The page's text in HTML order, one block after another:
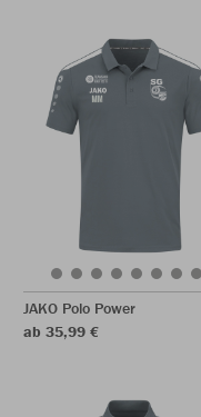
JAKO Polo Power
ab 35,99 €